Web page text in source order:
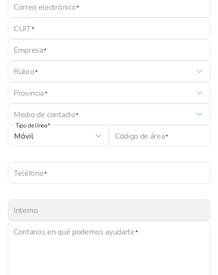
Correo electrónico
CUIT
Empresa
Rubro
Provincia
Medio de contacto
Tipo de línea
Código de área
Interno
Teléfono
Contanos en qué podemos ayudarte